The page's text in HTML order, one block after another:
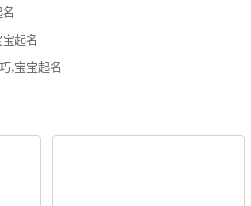
起名
,宝宝起名